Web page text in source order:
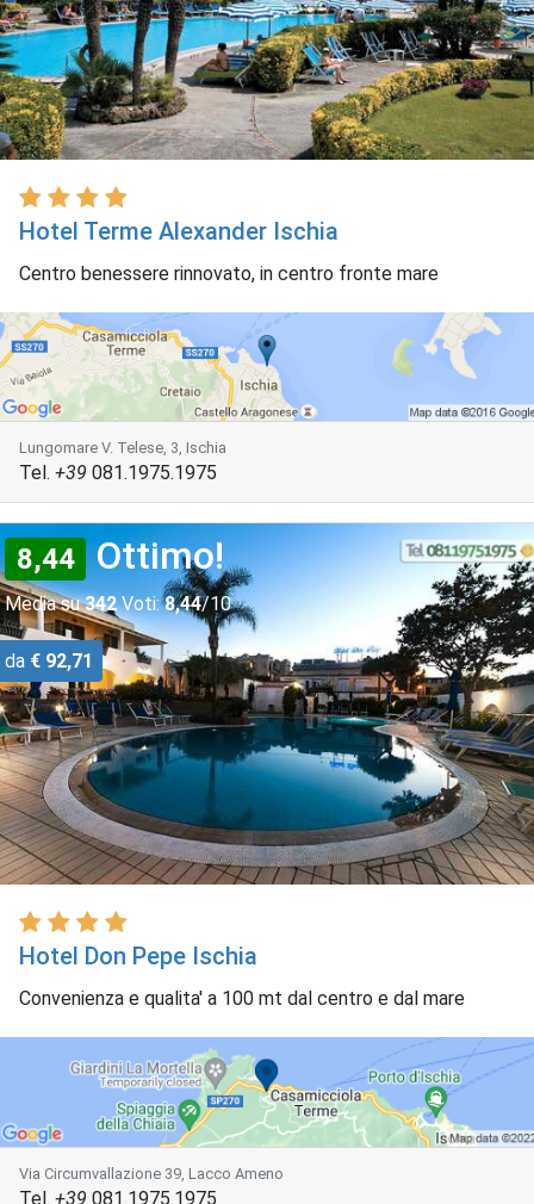
Hotel Terme Alexander Ischia
Centro benessere rinnovato, in centro fronte mare
Lungomare V. Telese, 3, Ischia
Tel. +39 081.1975.1975
8,44 Ottimo!
Media su342Voti: 8,44/10
da € 92,71
Hotel Don Pepe Ischia
Convenienza e qualita' a 100 mt dal centro e dal mare
Via Circumvallazione 39, Lacco Ameno
Tel. +39 081.1975.1975